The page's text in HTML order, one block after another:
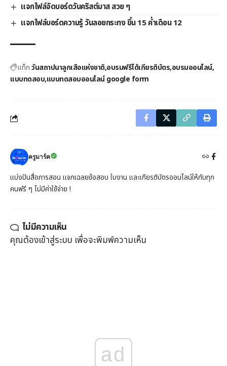
แจกไฟล์จัดบอร์ดวันคริสต์มาส สวย ๆ
แจกไฟล์บอร์ดความรู้ วันลอยกระทง ขึ้น 15 ค่ำเดือน 12
แท็กวันสถาปนาลูกเสือแห่งชาติ อบรมฟรีได้เกียรติบัตร อบรมออนไลน์
แบบทดสอบ แบบทดสอบออนไลน์ google form
ครูมาร์ค
แบ่งปันสื่อการสอน แจกเฉลยข้อสอบ ใบงาน และเกียรติบัตรออนไลน์ให้กับทุก
คนฟรี ๆ ไม่มีค่าใช้จ่าย !
ไม่มีความเห็น
คุณต้องเข้าสู่ระบบ เพื่อจะพิมพ์ความเห็น
ad